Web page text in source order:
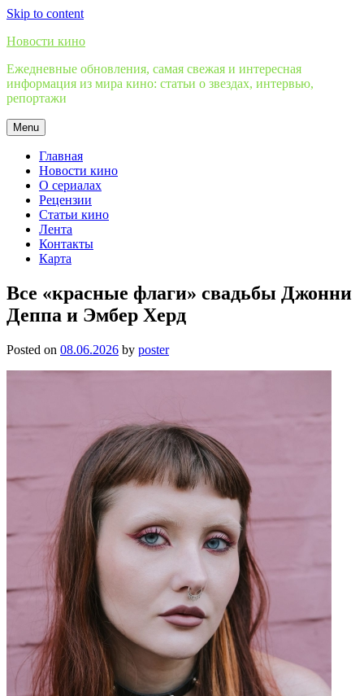
Skip to content
Новости кино
Ежедневные обновления, самая свежая и интересная
информация из мира кино: статьи о звездах, интервью,
репортажи
Menu
Главная
Новости кино
О сериалах
Рецензии
Статьи кино
Лента
Контакты
Карта
Все «красные флаги» свадьбы Джонни
Деппа и Эмбер Херд
Posted on 08.06.2026 by poster